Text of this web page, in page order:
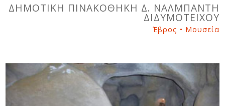
ΔΗΜΟΤΙΚΗ ΠΙΝΑΚΟΘΗΚΗ Δ. ΝΑΛΜΠΑΝΤΗ
ΔΙΔΥΜΟΤΕΙΧΟΥ
Έβρος • Μουσεία